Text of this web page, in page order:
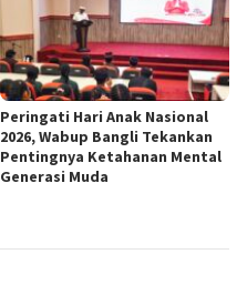
Peringati Hari Anak Nasional
2026, Wabup Bangli Tekankan
Pentingnya Ketahanan Mental
Generasi Muda